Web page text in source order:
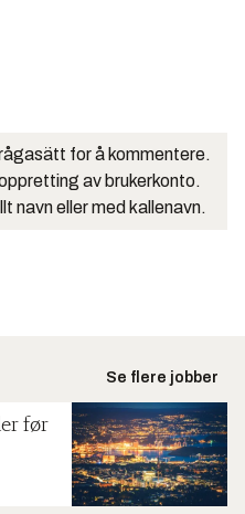
for å kommentere.
av brukerkonto.
navn eller med kallenavn.
Se flere jobber
før